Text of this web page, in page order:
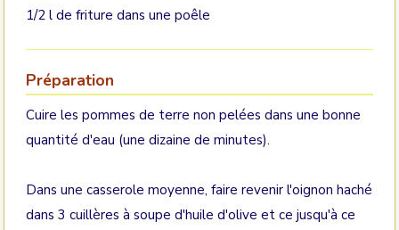
1/2 l de friture dans une poêle
Préparation
Cuire les pommes de terre non pelées dans une bonne
quantité d'eau (une dizaine de minutes).
Dans une casserole moyenne, faire revenir l'oignon haché
dans 3 cuillères à soupe d'huile d'olive et ce jusqu'à ce